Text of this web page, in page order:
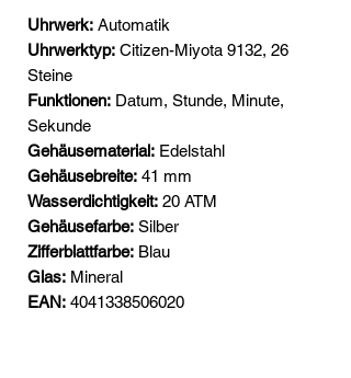
Uhrwerk: Automatik
Uhrwerktyp: Citizen-Miyota 9132, 26
Steine
Funktionen: Datum, Stunde, Minute,
Sekunde
Gehäusematerial: Edelstahl
Gehäusebreite: 41 mm
Wasserdichtigkeit: 20 ATM
Gehäusefarbe: Silber
Zifferblattfarbe: Blau
Glas: Mineral
EAN: 4041338506020